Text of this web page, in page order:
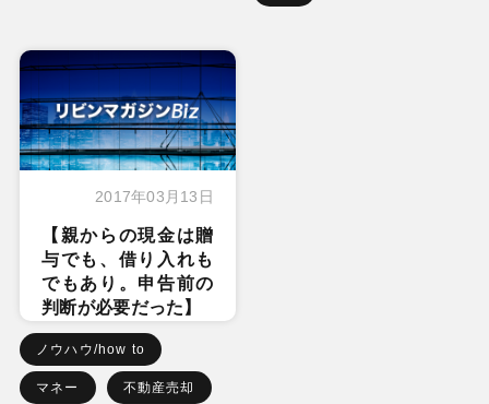
2017年03月13日
【親からの現金は贈
与でも、借り入れも
でもあり。申告前の
判断が必要だった】
ノウハウ/how to
マネー 不動産売却